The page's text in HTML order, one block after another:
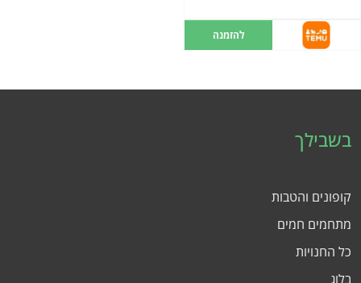
להזמנה
בשבילך
קופונים והטבות
מתחמים חמים
כל החנויות
בלוג